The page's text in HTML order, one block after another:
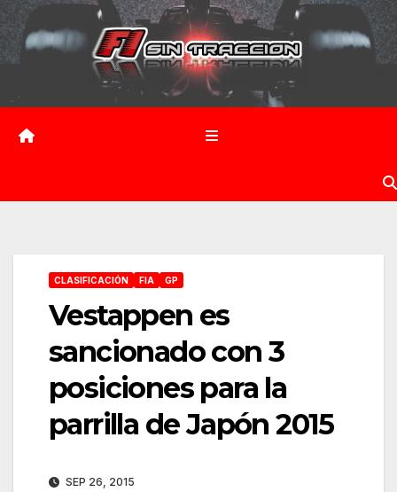
Saltar
contenido
CLASIFICACIÓN FIA GP
Vestappen es
sancionado con 3
posiciones para la
parrilla de Japón 2015
SEP 26, 2015